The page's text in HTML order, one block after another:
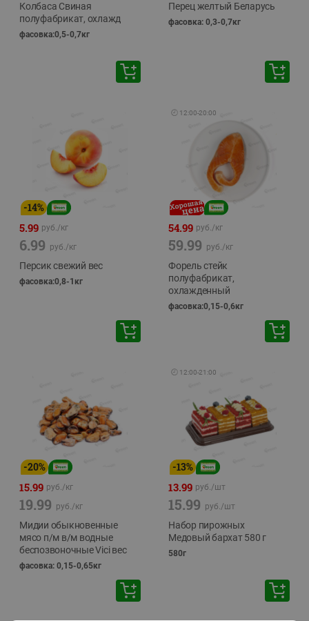
Колбаса Свиная
полуфабрикат, охлажд
фасовка:0,5-0,7кг
Перец желтый Беларусь
фасовка: 0,3-0,7кг
-14%
5.99 руб./кг
6.99 руб./кг
Персик свежий вес
фасовка:0,8-1кг
🕘 12:00-20:00
54.99 руб./кг
59.99 руб./кг
Форель стейк
полуфабрикат,
охлажденный
фасовка:0,15-0,6кг
-20%
15.99 руб./кг
19.99 руб./кг
Мидии обыкновенные
мясо п/м в/м водные
беспозвоночные Vici вес
фасовка: 0,15-0,65кг
🕘 12:00-21:00
-13%
13.99 руб./шт
15.99 руб./шт
Набор пирожных
Медовый бархат 580 г
580г